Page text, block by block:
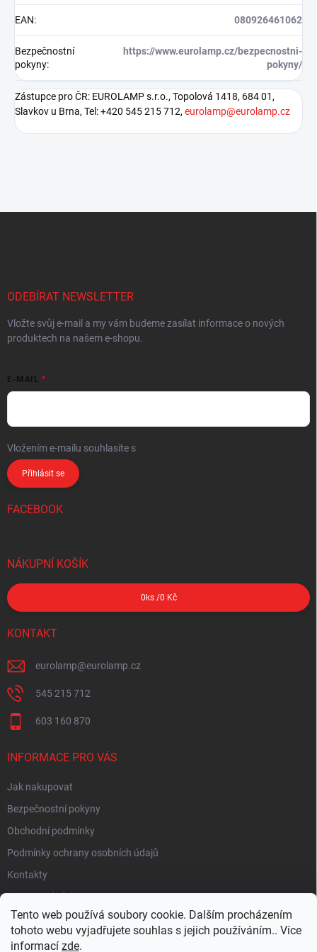
Tento web používá soubory cookie. Dalším procházením
tohoto webu vyjadřujete souhlas s jejich používáním.. Více
informací zde.
EAN: 080926461062
Bezpečnostní
pokyny:
https://www.eurolamp.cz/bezpecnostni-
pokyny/
Zástupce pro ČR: EUROLAMP s.r.o., Topolová 1418, 684 01,
Slavkov u Brna, Tel: +420 545 215 712, eurolamp@eurolamp.cz
ODEBÍRAT NEWSLETTER
Vložte svůj e-mail a my vám budeme zasílat informace o nových
produktech na našem e-shopu.
E-MAIL
Vložením e-mailu souhlasíte s
Přihlásit se
FACEBOOK
NÁKUPNÍ KOŠÍK
0 ks /0 Kč
KONTAKT
eurolamp@eurolamp.cz
545 215 712
603 160 870
INFORMACE PRO VÁS
Jak nakupovat
Bezpečnostní pokyny
Obchodní podmínky
Podmínky ochrany osobních údajů
Kontakty
Moje objednávka